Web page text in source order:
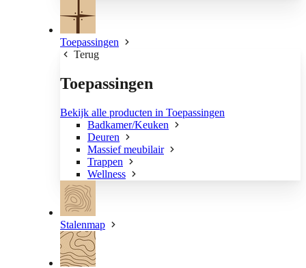
Toepassingen
Terug
Toepassingen
Bekijk alle producten in Toepassingen
Badkamer/Keuken
Deuren
Massief meubilair
Trappen
Wellness
Stalenmap